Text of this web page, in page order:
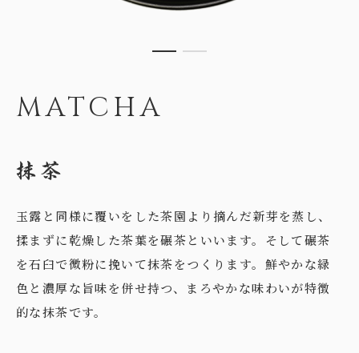
MATCHA
玉露と同様に覆いをした茶園より摘んだ新芽を蒸し、
揉まずに乾燥した茶葉を碾茶といいます。そして碾茶
を石臼で微粉に挽いて抹茶をつくります。鮮やかな緑
色と濃厚な旨味を併せ持つ、まろやかな味わいが特徴
的な抹茶です。